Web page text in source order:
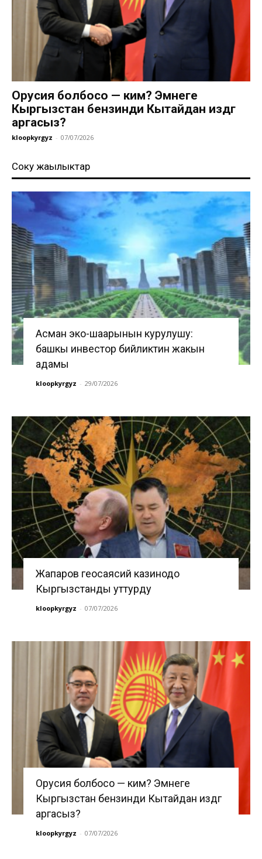
Орусия болбосо — ким? Эмнеге
Кыргызстан бензинди Кытайдан издөөгө
аргасыз?
kloopkyrgyz - 07/07/2026
Соңку жаңылыктар
Асман эко-шаарынын курулушу:
башкы инвестор бийликтин жакын
адамы
kloopkyrgyz - 29/07/2026
Жапаров геосаясий казинодо
Кыргызстанды уттурду
kloopkyrgyz - 07/07/2026
Орусия болбосо — ким? Эмнеге
Кыргызстан бензинди Кытайдан издөөгө
аргасыз?
kloopkyrgyz - 07/07/2026